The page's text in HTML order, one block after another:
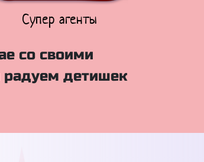
Супер агенты
со своими
детишек